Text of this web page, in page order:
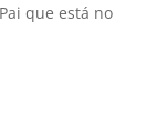
que está no